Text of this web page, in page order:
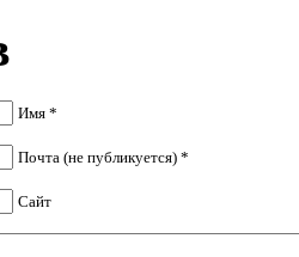
Имя *
Почта (не публикуется) *
Сайт